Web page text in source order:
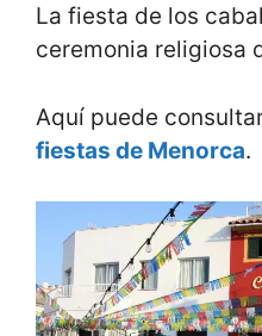
La fiesta de los
ceremonia religiosa
Aquí puede
fiestas de Menorca.